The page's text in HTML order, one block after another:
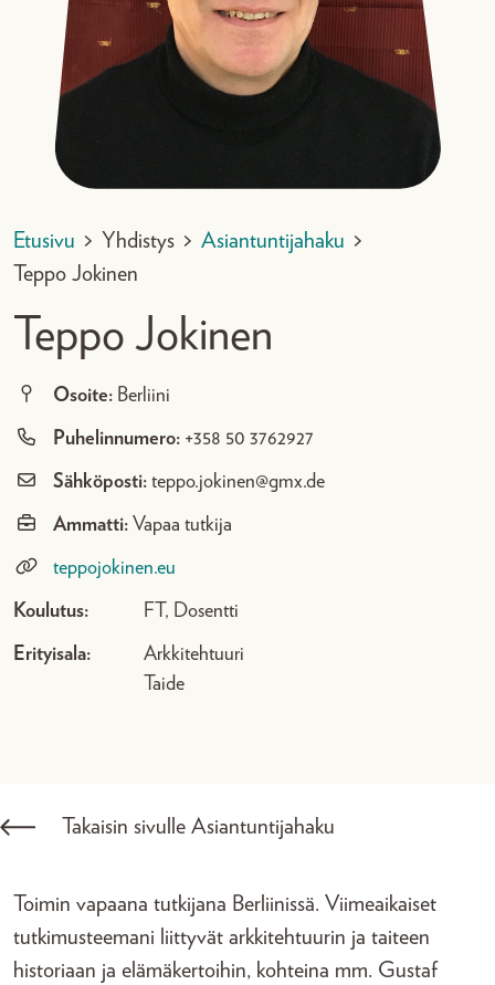
Etusivu > Yhdistys > Asiantuntijahaku >
Teppo Jokinen
Teppo Jokinen
Osoite: Berliini
Puhelinnumero: +358 50 3762927
Sähköposti: teppo.jokinen@gmx.de
Ammatti: Vapaa tutkija
teppojokinen.eu
Koulutus: FT, Dosentti
Erityisala:
Arkkitehtuuri
Taide
Takaisin sivulle Asiantuntijahaku
Toimin vapaana tutkijana Berliinissä. Viimeaikaiset
tutkimusteemani liittyvät arkkitehtuurin ja taiteen
historiaan ja elämäkertoihin, kohteina mm. Gustaf